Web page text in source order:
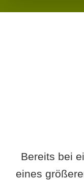
Bereits bei
eines